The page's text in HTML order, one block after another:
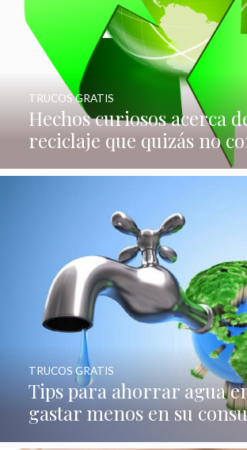
Hechos curiosos acerca
reciclaje que quizás no
TRUCOS GRATIS
Tips para ahorrar agua
gastar menos en su
TRUCOS GRATIS